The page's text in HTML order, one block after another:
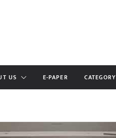
US E-PAPER CATEGORY